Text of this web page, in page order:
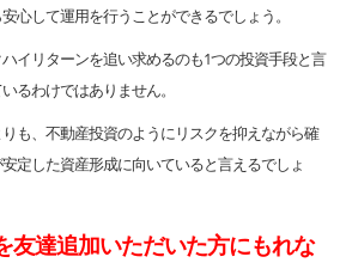
心して運用を行うことができるでしょう。
イリターンを追い求めるのも1つの投資手段と言
るわけではありません。
も、不動産投資のようにリスクを抑えながら確
定した資産形成に向いていると言えるでしょ
友達追加いただいた方にもれな